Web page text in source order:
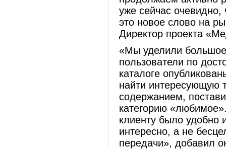
уже сейчас очевидно,
это новое слово на
Директор проекта
«Мы уделили
пользователи по
каталоге
найти интересующую
содержанием,
категорию
клиенту было удобно
интересно, а не
передачи», добавил